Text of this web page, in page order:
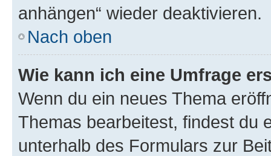
anhängen“ wieder deaktivieren.
Nach oben
Wie kann ich eine Umfrage
Wenn du ein neues Thema
Themas bearbeitest, findest du
unterhalb des Formulars zur